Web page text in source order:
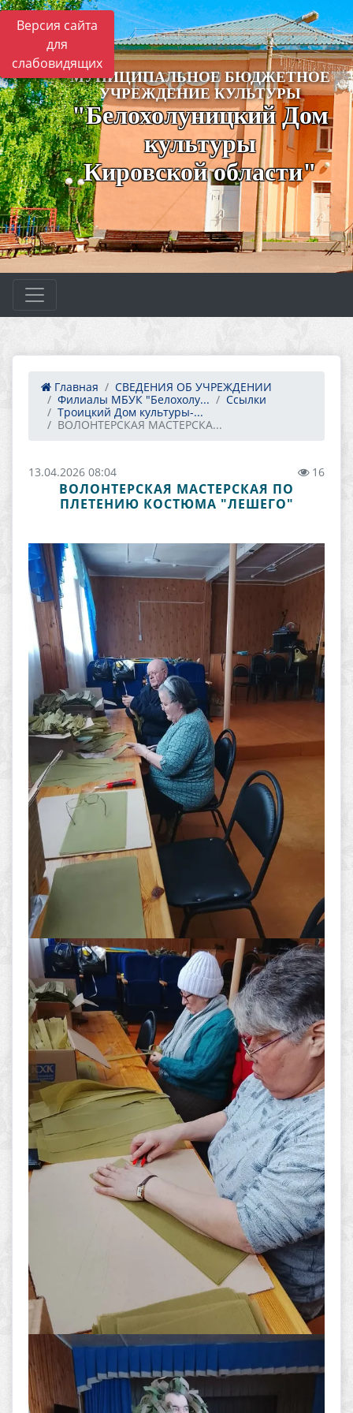
Версия сайта
для
слабовидящих
МУНИЦИПАЛЬНОЕ БЮДЖЕТНОЕ
УЧРЕЖДЕНИЕ КУЛЬТУРЫ
"Белохолуницкий Дом
культуры
Кировской области"
Главная
СВЕДЕНИЯ ОБ УЧРЕЖДЕНИИ
Филиалы МБУК "Белохолу...
Ссылки
Троицкий Дом культуры-...
ВОЛОНТЕРСКАЯ МАСТЕРСКА...
13.04.2026 08:04 16
ВОЛОНТЕРСКАЯ МАСТЕРСКАЯ ПО
ПЛЕТЕНИЮ КОСТЮМА "ЛЕШЕГО"